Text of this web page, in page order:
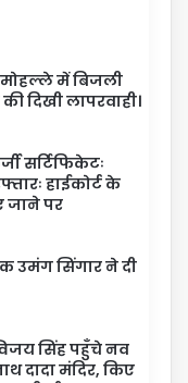
मोहल्ले में बिजली
दिखी लापरवाही।
सर्टिफिकेटः
हाईकोर्ट के
जाने पर
उमंग सिंगार ने दी
सिंह पहुँचे नव
दादा मंदिर, किए